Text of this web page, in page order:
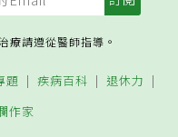
療請遵從醫師指導。
題 疾病百科
退休力
作家